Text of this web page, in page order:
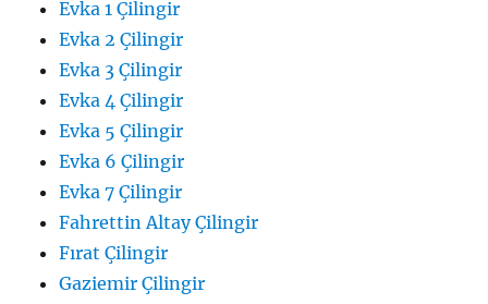
Evka 1 Çilingir
Evka 2 Çilingir
Evka 3 Çilingir
Evka 4 Çilingir
Evka 5 Çilingir
Evka 6 Çilingir
Evka 7 Çilingir
Fahrettin Altay Çilingir
Fırat Çilingir
Gaziemir Çilingir